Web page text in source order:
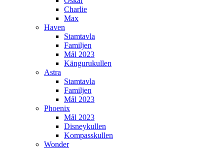
Charlie
Max
Haven
Stamtavla
Familjen
Mål 2023
Kängurukullen
Astra
Stamtavla
Familjen
Mål 2023
Phoenix
Mål 2023
Disneykullen
Kompasskullen
Wonder